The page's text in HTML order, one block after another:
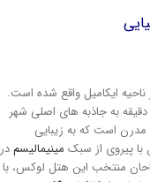
ایکامیل واقع شده است.
به جاذبه های اصلی شهر
دارای 5 اتاق و 2 سوئیت مدرن است که به زیبایی
پیروی از سبکمینیمالیسمدر
منتخب این هتل لوکس، با